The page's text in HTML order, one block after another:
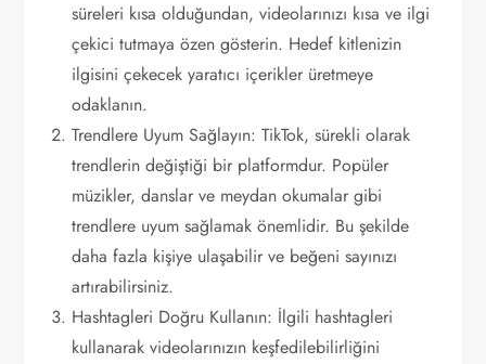
süreleri kısa olduğundan, videolarınızı kısa ve ilgi
çekici tutmaya özen gösterin. Hedef kitlenizin
ilgisini çekecek yaratıcı içerikler üretmeye
odaklanın.
Trendlere Uyum Sağlayın: TikTok, sürekli olarak
trendlerin değiştiği bir platformdur. Popüler
müzikler, danslar ve meydan okumalar gibi
trendlere uyum sağlamak önemlidir. Bu şekilde
daha fazla kişiye ulaşabilir ve beğeni sayınızı
artırabilirsiniz.
Hashtagleri Doğru Kullanın: İlgili hashtagleri
kullanarak videolarınızın keşfedilebilirliğini